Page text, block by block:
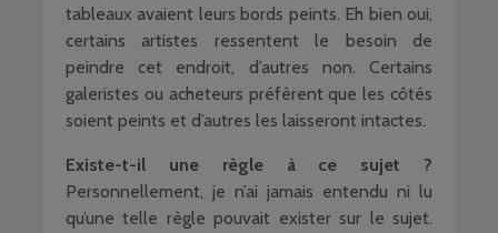
tableaux avaient leurs bords peints. Eh bien oui,
certains artistes ressentent le besoin de
peindre cet endroit, d’autres non. Certains
galeristes ou acheteurs préfèrent que les côtés
soient peints et d’autres les laisseront intactes.
Existe-t-il une règle à ce sujet ?
Personnellement, je n’ai jamais entendu ni lu
qu’une telle règle pouvait exister sur le sujet.